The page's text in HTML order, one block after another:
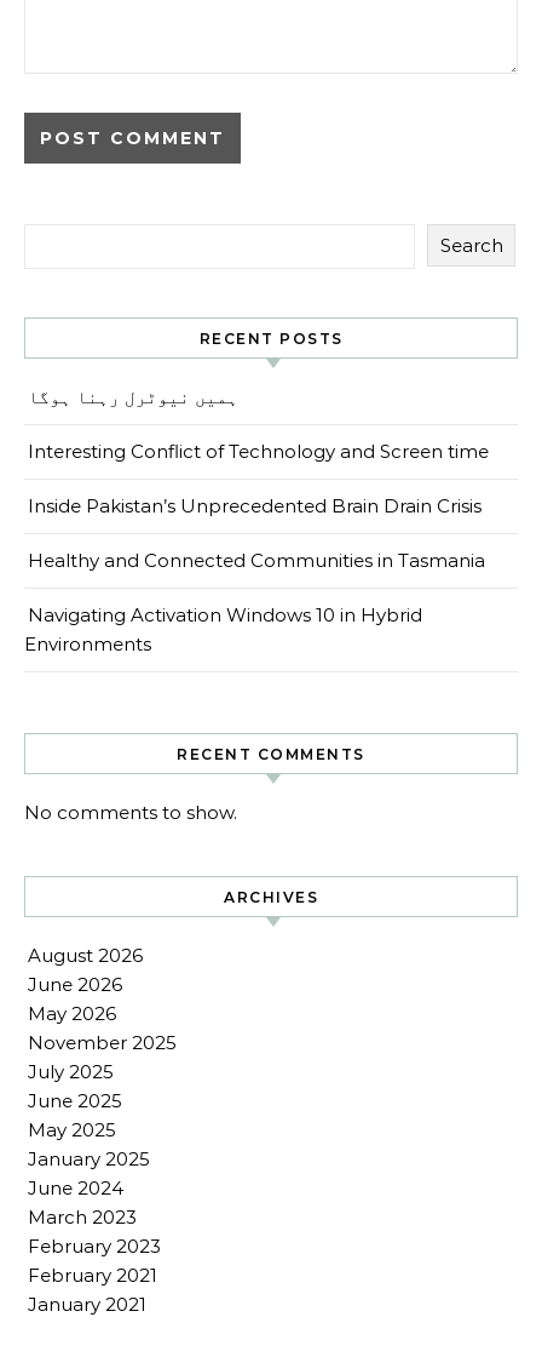
Search
RECENT POSTS
ہمیں نیوٹرل رہنا ہوگا
Interesting Conflict of Technology and Screen time
Inside Pakistan’s Unprecedented Brain Drain Crisis
Healthy and Connected Communities in Tasmania
Navigating Activation Windows 10 in Hybrid
Environments
RECENT COMMENTS
No comments to show.
ARCHIVES
August 2026
June 2026
May 2026
November 2025
July 2025
June 2025
May 2025
January 2025
June 2024
March 2023
February 2023
February 2021
January 2021